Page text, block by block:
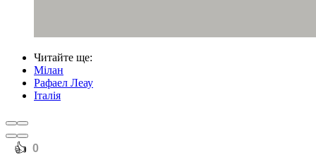
Читайте ще:
Мілан
Рафаел Леау
Італія
️👍 0